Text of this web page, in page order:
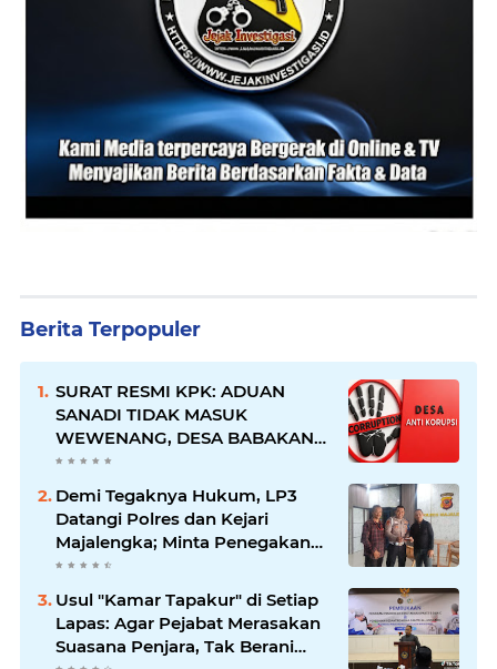
Berita Terpopuler
SURAT RESMI KPK: ADUAN
SANADI TIDAK MASUK
WEWENANG, DESA BABAKAN
JUSTRU DITETAPKAN DESA
ANTI KORUPSI OLEH
KEJAKSAAN
Demi Tegaknya Hukum, LP3
Datangi Polres dan Kejari
Majalengka; Minta Penegakan
Proporsional: Restoratif untuk
Lemah, Tegas untuk Narkoba &
Oknum
Usul "Kamar Tapakur" di Setiap
Lapas: Agar Pejabat Merasakan
Suasana Penjara, Tak Berani